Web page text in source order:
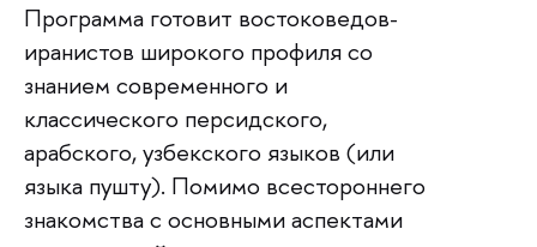
Программа готовит востоковедов-
иранистов широкого профиля со
знанием современного и
классического персидского,
арабского, узбекского языков (или
языка пушту). Помимо всестороннего
знакомства с основными аспектами